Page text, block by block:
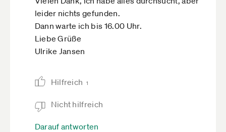
leider nichts gefunden.
Dann warte ich bis 16.00 Uhr.
Liebe Grüße
Ulrike Jansen
Hilfreich 1
Nicht hilfreich
Darauf antworten